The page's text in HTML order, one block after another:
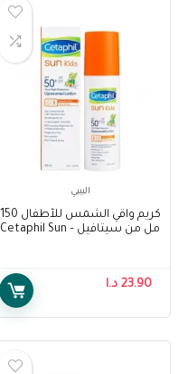
البيبي
كريم واقي الشمس للأطفال 150
مل من سيتافيل – Cetaphil Sun
23.90 د.ا